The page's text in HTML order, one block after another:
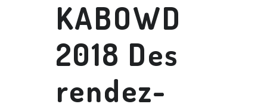
KABOWD
2018 Des
rendez-